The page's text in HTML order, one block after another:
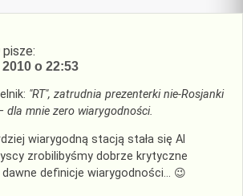
pisze:
o 22:53
"RT", zatrudnia prezenterki nie-Rosjanki
dla mnie zero wiarygodności.
wiarygodną stacją stała się Al
zrobilibyśmy dobrze krytyczne
definicje wiarygodności… 😉